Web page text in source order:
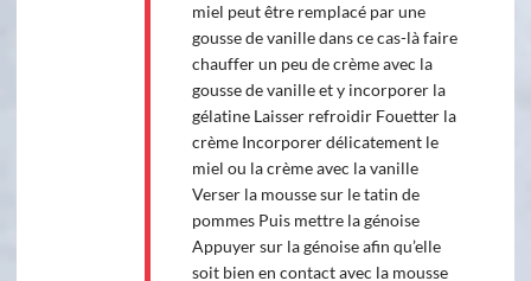
miel peut être remplacé par une
gousse de vanille dans ce cas-là faire
chauffer un peu de crème avec la
gousse de vanille et y incorporer la
gélatine Laisser refroidir Fouetter la
crème Incorporer délicatement le
miel ou la crème avec la vanille
Verser la mousse sur le tatin de
pommes Puis mettre la génoise
Appuyer sur la génoise afin qu’elle
soit bien en contact avec la mousse